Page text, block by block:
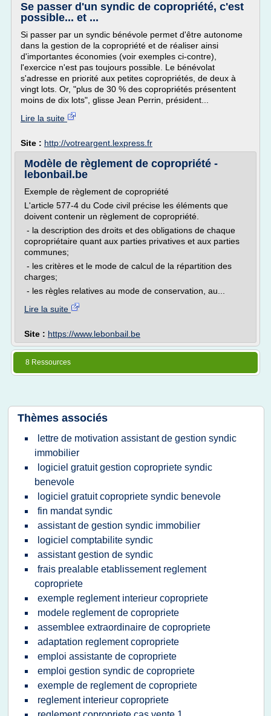
Se passer d'un syndic de copropriété, c'est
possible... et ...
Si passer par un syndic bénévole permet d'être autonome
dans la gestion de la copropriété et de réaliser ainsi
d'importantes économies (voir exemples ci-contre),
l'exercice n'est pas toujours possible. Le bénévolat
s'adresse en priorité aux petites copropriétés, de deux à
vingt lots. Or, "plus de 30 % des copropriétés présentent
moins de dix lots", glisse Jean Perrin, président...
Lire la suite
Site : http://votreargent.lexpress.fr
Modèle de règlement de copropriété -
lebonbail.be
Exemple de règlement de copropriété
L'article 577-4 du Code civil précise les éléments que
doivent contenir un règlement de copropriété.
- la description des droits et des obligations de chaque
copropriétaire quant aux parties privatives et aux parties
communes;
- les critères et le mode de calcul de la répartition des
charges;
- les règles relatives au mode de conservation, au...
Lire la suite
Site : https://www.lebonbail.be
8 Ressources
Thèmes associés
lettre de motivation assistant de gestion syndic
immobilier
logiciel gratuit gestion copropriete syndic
benevole
logiciel gratuit copropriete syndic benevole
fin mandat syndic
assistant de gestion syndic immobilier
logiciel comptabilite syndic
assistant gestion de syndic
frais prealable etablissement reglement
copropriete
exemple reglement interieur copropriete
modele reglement de copropriete
assemblee extraordinaire de copropriete
adaptation reglement copropriete
emploi assistante de copropriete
emploi gestion syndic de copropriete
exemple de reglement de copropriete
reglement interieur copropriete